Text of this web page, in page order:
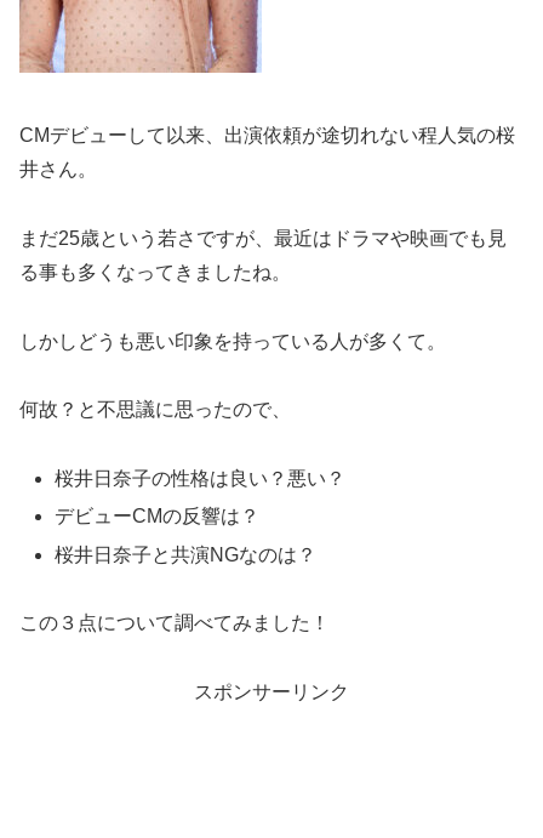
CMデビューして以来、出演依頼が途切れない程人気の桜
井さん。
まだ25歳という若さですが、最近はドラマや映画でも見
る事も多くなってきましたね。
しかしどうも悪い印象を持っている人が多くて。
何故？と不思議に思ったので、
桜井日奈子の性格は良い？悪い？
デビューCMの反響は？
桜井日奈子と共演NGなのは？
この３点について調べてみました！
スポンサーリンク